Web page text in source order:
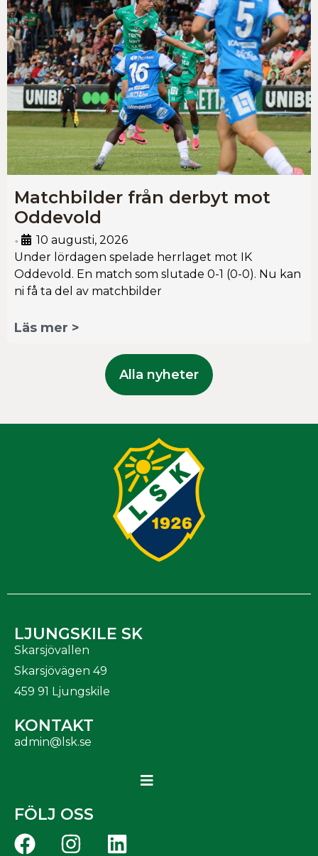
Matchbilder från derbyt mot
Oddevold
•
10 augusti, 2026
Under lördagen spelade herrlaget mot IK
Oddevold. En match som slutade 0-1 (0-0). Nu kan
ni få ta del av matchbilder
Läs mer >
Alla nyheter
LJUNGSKILE SK
Skarsjövallen
Skarsjövägen 49
459 91 Ljungskile
KONTAKT
admin@lsk.se
FÖLJ OSS